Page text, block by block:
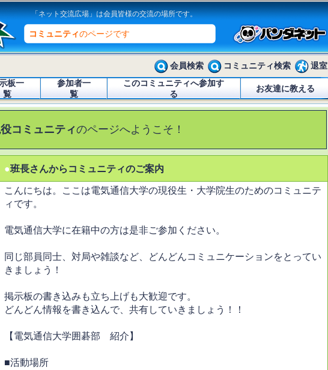
「ネット交流広場」は会員皆様の交流の場所です。
コミュニティのページです
会員検索 コミュニティ検索
退室
板一
覧
参加者一
覧
このコミュニティへ参加す
る
お友達に教える
コミュニティのページへようこそ！
●班長さんからコミュニティのご案内
こんにちは。ここは電気通信大学の現役生・大学院生のためのコミュニテ
ィです。
電気通信大学に在籍中の方は是非ご参加ください。
同じ部員同士、対局や雑談など、どんどんコミュニケーションをとってい
きましょう！
掲示板の書き込みも立ち上げも大歓迎です。
どんどん情報を書き込んで、共有していきましょう！！
【電気通信大学囲碁部 紹介】
■活動場所